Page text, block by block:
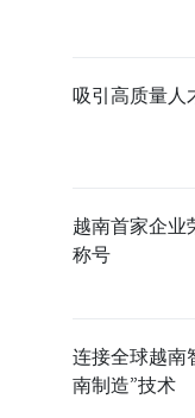
吸引高质量人
越南首家企业
称号
连接全球越南
南制造”技术